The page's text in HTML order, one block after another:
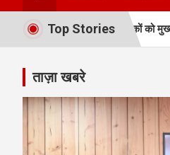
Top Stories
और प्रशिक्षकों को मुख्यमंत्री धामी ने
ताज़ा खबरे